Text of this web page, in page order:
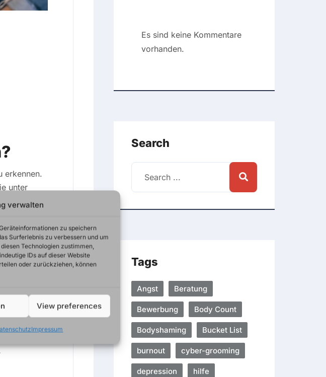
verwalten
zu speichern
Surferlebnis zu verbessern und um
Technologien zustimmen,
IDs auf dieser Website
oder zurückziehen, können
View preferences
Impressum
erkennen.
unter
Wer sich
Es sind keine Kommentare
vorhanden.
Search
Tags
Angst Beratung
Bewerbung Body Count
Bodyshaming Bucket List
burnout cyber-grooming
depression hilfe